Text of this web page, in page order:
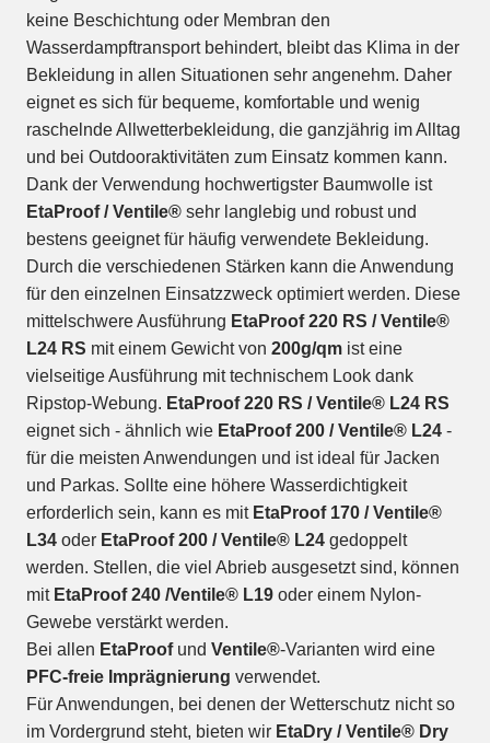
keine Beschichtung oder Membran den
Wasserdampftransport behindert, bleibt das Klima in der
Bekleidung in allen Situationen sehr angenehm. Daher
eignet es sich für bequeme, komfortable und wenig
raschelnde Allwetterbekleidung, die ganzjährig im Alltag
und bei Outdooraktivitäten zum Einsatz kommen kann.
Dank der Verwendung hochwertigster Baumwolle ist
EtaProof / Ventile® sehr langlebig und robust und
bestens geeignet für häufig verwendete Bekleidung.
Durch die verschiedenen Stärken kann die Anwendung
für den einzelnen Einsatzzweck optimiert werden. Diese
mittelschwere Ausführung EtaProof 220 RS / Ventile®
L24 RS mit einem Gewicht von 200g/qm ist eine
vielseitige Ausführung mit technischem Look dank
Ripstop-Webung. EtaProof 220 RS / Ventile® L24 RS
eignet sich - ähnlich wie EtaProof 200 / Ventile® L24 -
für die meisten Anwendungen und ist ideal für Jacken
und Parkas. Sollte eine höhere Wasserdichtigkeit
erforderlich sein, kann es mit EtaProof 170 / Ventile®
L34 oder EtaProof 200 / Ventile® L24 gedoppelt
werden. Stellen, die viel Abrieb ausgesetzt sind, können
mit EtaProof 240 /Ventile® L19 oder einem Nylon-
Gewebe verstärkt werden.
Bei allen EtaProofund Ventile®-Varianten wird eine
PFC-freie Imprägnierung verwendet.
Für Anwendungen, bei denen der Wetterschutz nicht so
im Vordergrund steht, bieten wir EtaDry / Ventile® Dry